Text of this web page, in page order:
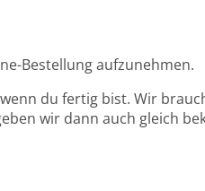
Bestellung aufzunehmen.
du fertig bist. Wir
wir dann auch gleich